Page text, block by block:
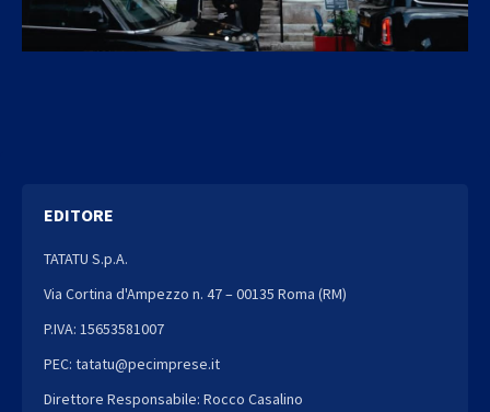
EDITORE
TATATU S.p.A.
Via Cortina d'Ampezzo n. 47 – 00135 Roma (RM)
P.IVA: 15653581007
PEC: tatatu@pecimprese.it
Direttore Responsabile: Rocco Casalino